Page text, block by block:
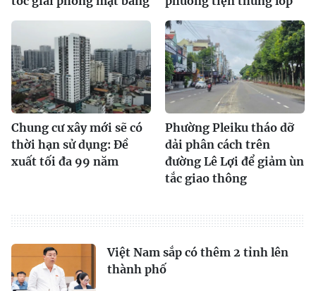
Chung cư xây mới sẽ có
thời hạn sử dụng: Đề
xuất tối đa 99 năm
Phường Pleiku tháo dỡ
dải phân cách trên
đường Lê Lợi để giảm ùn
tắc giao thông
Việt Nam sắp có thêm 2 tỉnh lên
thành phố